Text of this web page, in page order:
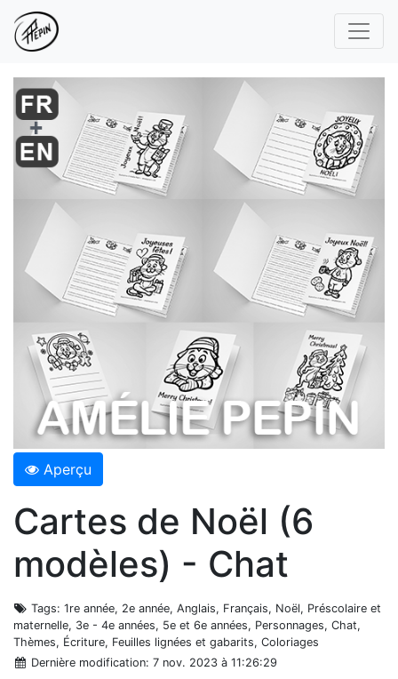
Aperçu
Cartes de Noël (6
modèles) - Chat
Tags: 1re année, 2e année, Anglais, Français, Noël, Préscolaire et
maternelle, 3e - 4e années, 5e et 6e années, Personnages, Chat,
Thèmes, Écriture, Feuilles lignées et gabarits, Coloriages
Dernière modification: 7 nov. 2023 à 11:26:29